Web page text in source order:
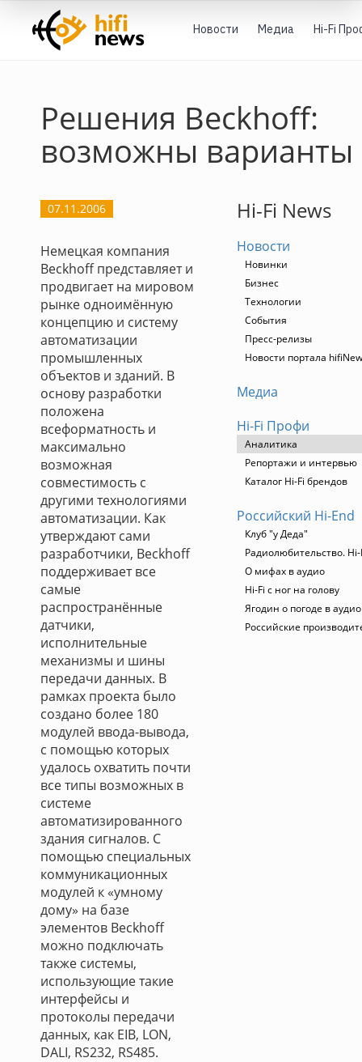
Новости Медиа Hi-Fi
Решения Beckhoff:
возможны варианты
07.11.2006
Немецкая компания
Beckhoff представляет и
продвигает на мировом
рынке одноимённую
концепцию и систему
автоматизации
промышленных
объектов и зданий. В
основу разработки
положена
всеформатность и
максимально
возможная
совместимость с
другими технологиями
автоматизации. Как
утверждают сами
разработчики, Beckhoff
поддерживает все
самые
распространённые
датчики,
исполнительные
механизмы и шины
передачи данных. В
рамках проекта было
создано более 180
модулей ввода-вывода,
с помощью которых
удалось охватить почти
все типы возможных в
системе
автоматизированного
здания сигналов. С
помощью специальных
коммуникационных
модулей к «умному
дому» на базе
элементов Beckhoff
можно подключать
также системы,
использующие такие
интерфейсы и
протоколы передачи
данных, как EIB, LON,
DALI, RS232, RS485.
Hi-Fi News
Новости
Новинки
Бизнес
Технологии
События
Пресс-релизы
Новости портала
Медиа
Hi-Fi Профи
Аналитика
Репортажи и интервью
Каталог Hi-Fi брендов
Российский Hi-End
Клуб "у Деда"
Радиолюбительство. Hi-
О мифах в аудио
Hi-Fi с ног на голову
Ягодин о погоде в
Российские